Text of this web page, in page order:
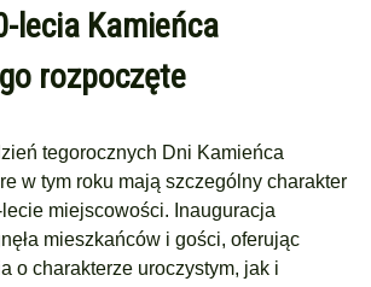
lecia Kamieńca
rozpoczęte
tegorocznych Dni Kamieńca
w tym roku mają szczególny charakter
miejscowości. Inauguracja
mieszkańców i gości, oferując
o charakterze uroczystym, jak i